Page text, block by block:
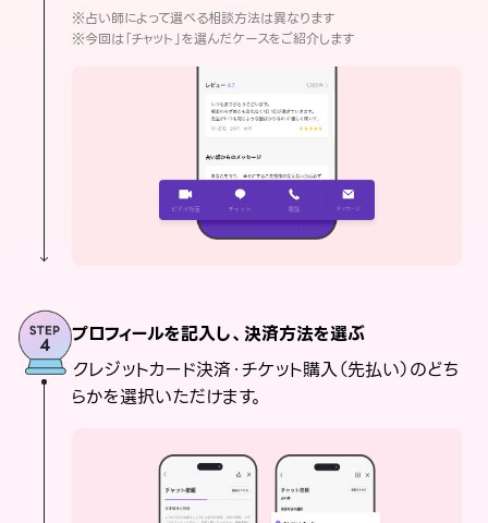
※占い師によって選べる相談方法は異なります
※今回は「チャット」を選んだケースをご紹介します
プロフィールを記入し、決済方法を選ぶ
クレジットカード決済・チケット購入（先払い）のどち
らかを選択いただけます。